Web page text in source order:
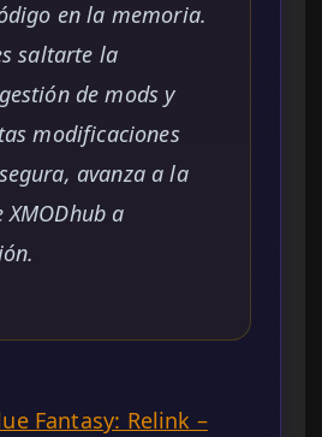
en la memoria.
saltarte la
de mods y
modificaciones
avanza a la
XMODhub a
Fantasy: Relink –